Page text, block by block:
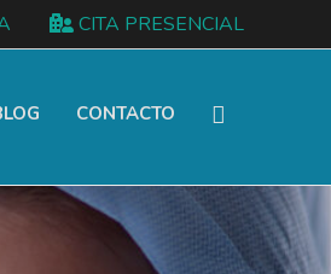
CITA PRESENCIAL
CONTACTO